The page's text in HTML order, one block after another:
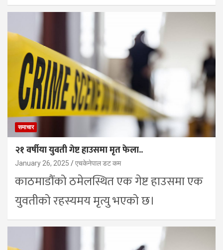
समाचार
२१ वर्षीया युवती गेष्ट हाउसमा मृत फेला..
January 26, 2025 एचकेनेपाल डट कम
काठमाडौंको ठमेलस्थित एक गेष्ट हाउसमा एक
युवतीको रहस्यमय मृत्यु भएको छ।